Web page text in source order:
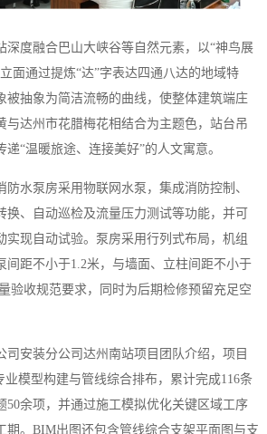
深度融合巴山大峡谷等自然元素，以“神鸟展
面通过提炼“达”字表达四通八达的地域特
被抽象为简洁流畅的曲线，使整体建筑端庄
与达州市花腊梅花相结合为主题色，站台吊
递“温暖旅途、连接美好”的人文寓意。
防水泵房采用物联网水泵，集成消防控制、
换、自动巡检及流量压力测试等功能，并可
实现自动试验。泵房采用行列式布局，机组
间距不小于1.2米，与墙面、立柱间距不小于
验收规范要求，同时为后期检修预留充足空
司安装分公司达州南站项目团队介绍，项目
模型构建与管线综合排布，累计完成116条
50余项，并通过施工模拟优化关键区域工序
期。BIM出图还包含管线综合支架平面图与支